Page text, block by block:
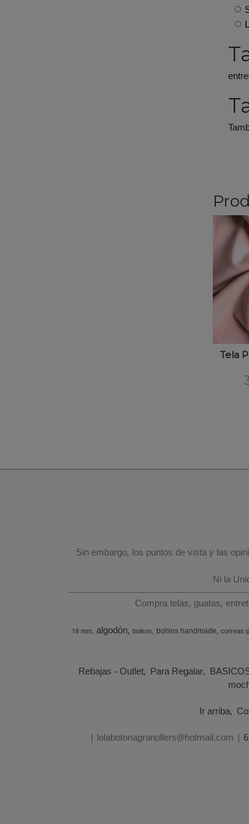
Tela
Sin embargo, los puntos de vista y las
Ni la
Compra telas, guatas,
18 mm algodón bolsos bolsos handmade correas
Rebajas - Outlet Para Regalar
Ir arriba
| lolabotonagranollers@hotmail.com |